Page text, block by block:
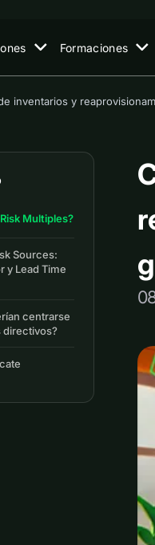
Formaciones
inventarios y
Multiples?
Sources:
y Lead Time
centrarse
directivos?